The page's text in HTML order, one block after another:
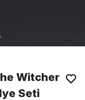
Witcher
Seti